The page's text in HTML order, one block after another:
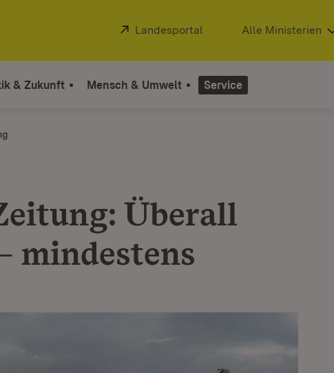
Extern:
Landesportal (Öffnet in neuem Fenster)
Alle Ministerien
& Zukunft Mensch & Umwelt Service
Überall
mindestens